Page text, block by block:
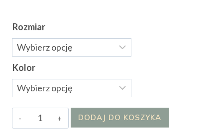
Rozmiar
Kolor
ilość
Spodnie
DODAJ DO KOSZYKA